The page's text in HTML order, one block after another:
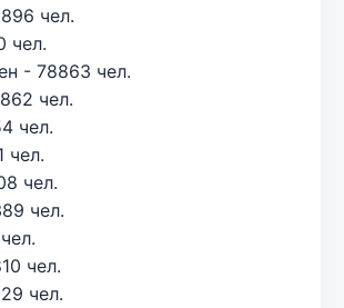
чел.
чел.
- 78863 чел.
чел.
чел.
чел.
чел.
чел.
чел.
чел.